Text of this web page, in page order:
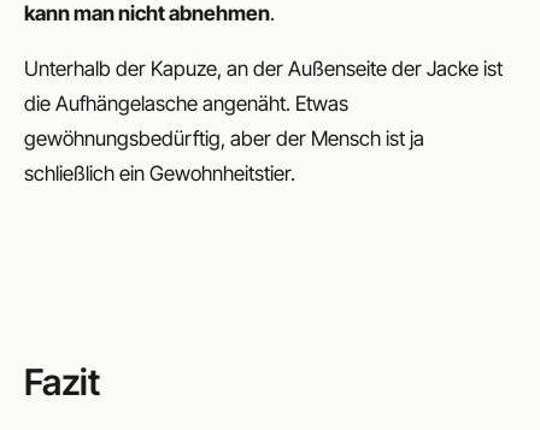
kann man nicht abnehmen.
Unterhalb der Kapuze, an der Außenseite der Jacke ist
die Aufhängelasche angenäht. Etwas
gewöhnungsbedürftig, aber der Mensch ist ja
schließlich ein Gewohnheitstier.
Fazit